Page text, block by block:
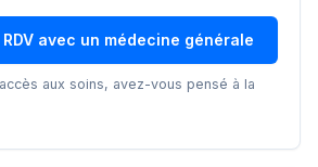
avec un médecine générale
aux soins, avez-vous pensé à la